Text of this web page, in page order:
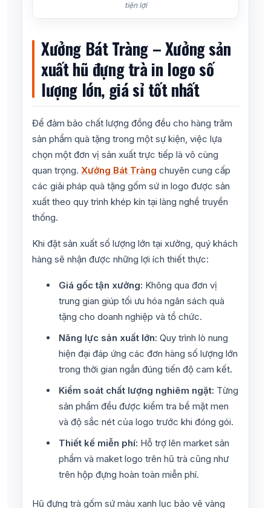
tiện lợi
Xưởng Bát Tràng – Xưởng sản
xuất hũ đựng trà in logo số
lượng lớn, giá sỉ tốt nhất
Để đảm bảo chất lượng đồng đều cho hàng trăm
sản phẩm quà tặng trong một sự kiện, việc lựa
chọn một đơn vị sản xuất trực tiếp là vô cùng
quan trọng. Xưởng Bát Tràng chuyên cung cấp
các giải pháp quà tặng gốm sứ in logo được sản
xuất theo quy trình khép kín tại làng nghề truyền
thống.
Khi đặt sản xuất số lượng lớn tại xưởng, quý khách
hàng sẽ nhận được những lợi ích thiết thực:
Giá gốc tận xưởng: Không qua đơn vị
trung gian giúp tối ưu hóa ngân sách quà
tặng cho doanh nghiệp và tổ chức.
Năng lực sản xuất lớn: Quy trình lò nung
hiện đại đáp ứng các đơn hàng số lượng lớn
trong thời gian ngắn đúng tiến độ cam kết.
Kiểm soát chất lượng nghiêm ngặt: Từng
sản phẩm đều được kiểm tra bề mặt men
và độ sắc nét của logo trước khi đóng gói.
Thiết kế miễn phí: Hỗ trợ lên market sản
phẩm và maket logo trên hũ trà cũng như
trên hộp đựng hoàn toàn miễn phí.
Hũ đựng trà gốm sứ màu xanh lục bảo vẽ vàng